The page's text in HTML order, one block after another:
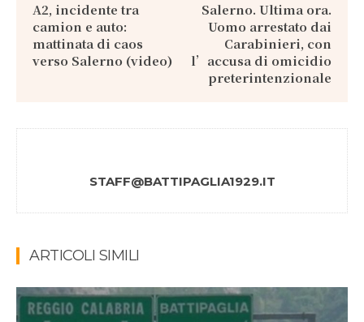
A2, incidente tra
camion e auto:
mattinata di caos
verso Salerno (video)
Salerno. Ultima ora.
Uomo arrestato dai
Carabinieri, con
l’accusa di omicidio
preterintenzionale
STAFF@BATTIPAGLIA1929.IT
ARTICOLI SIMILI